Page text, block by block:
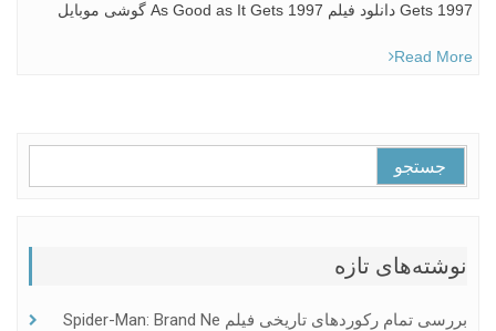
Gets 1997 دانلود فیلم As Good as It Gets 1997 گوشی موبایل
Read More
برای:
نوشته‌های تازه
بررسی تمام رکوردهای تاریخی فیلم Spider-Man: Brand Ne